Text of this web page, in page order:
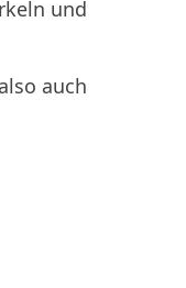
und
auch